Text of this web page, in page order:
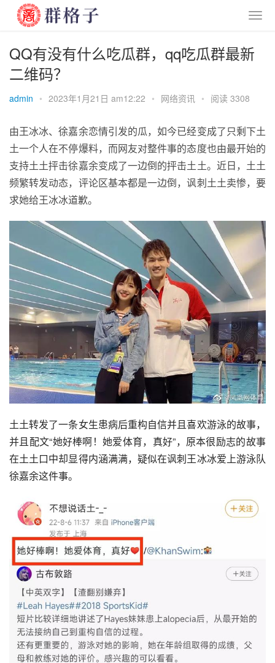
QQ有没有什么吃瓜群，qq吃瓜群最新
二维码？
admin • 2023年1月21日 am12:22 • 网络资讯 • 阅读 3308
由王冰冰、徐嘉余恋情引发的瓜，如今已经变成了只剩下土
土一个人在不停爆料，而网友对整件事的态度也由最开始的
支持土土抨击徐嘉余变成了一边倒的抨击土土。近日，土土
频繁转发动态，评论区基本都是一边倒，讽刺土土卖惨，要
求她给王冰冰道歉。
土土转发了一条女生患病后重构自信并且喜欢游泳的故事，
并且配文“她好棒啊！她爱体育，真好”，原本很励志的故事
在土土口中却显得内涵满满，疑似在讽刺王冰冰爱上游泳队
徐嘉余这件事。